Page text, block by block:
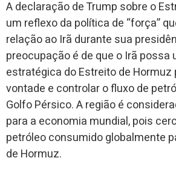
A declaração de Trump sobre o
um reflexo da política de “força”
relação ao Irã durante sua
preocupação é de que o Irã possa
estratégica do Estreito de Hormuz
vontade e controlar o fluxo de
Golfo Pérsico. A região é
para a economia mundial, pois
petróleo consumido globalmente
de Hormuz.